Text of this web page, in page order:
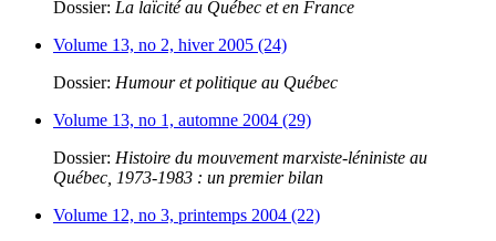
Dossier: La laïcité au Québec et en France
Volume 13, no 2, hiver 2005 (24)
Dossier: Humour et politique au Québec
Volume 13, no 1, automne 2004 (29)
Dossier: Histoire du mouvement marxiste-léniniste au
Québec, 1973-1983 : un premier bilan
Volume 12, no 3, printemps 2004 (22)